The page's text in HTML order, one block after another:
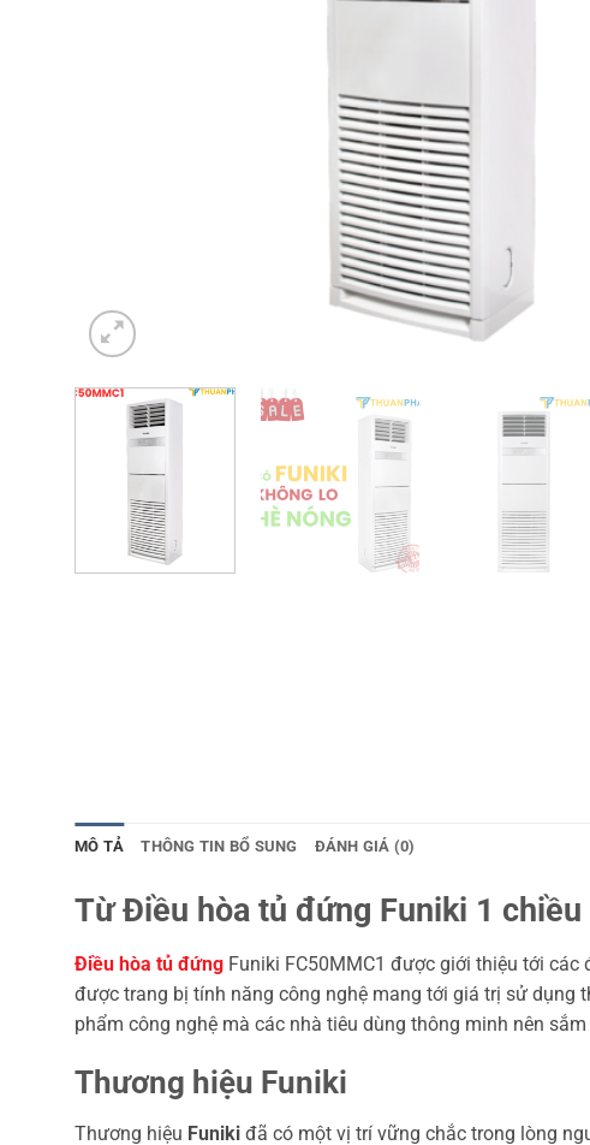
MÔ TẢ THÔNG TIN BỔ SUNG ĐÁNH GIÁ (0)
Từ Điều hòa tủ đứng Funiki 1 chiều
Điều hòa tủ đứng Funiki FC50MMC1 được giới thiệu tới
được trang bị tính năng công nghệ mang tới giá trị sử
phẩm công nghệ mà các nhà tiêu dùng thông minh nên
Thương hiệu Funiki
Thương hiệu Funiki đã có một vị trí vững chắc trong lòng